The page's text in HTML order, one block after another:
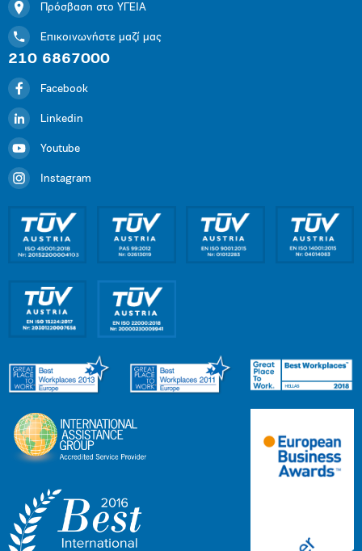
Πρόσβαση στο ΥΓΕΙΑ
Επικοινωνήστε μαζί μας
210 6867000
Facebook
Linkedin
Youtube
Instagram